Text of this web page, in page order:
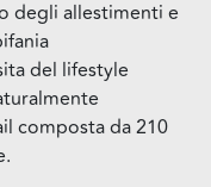
degli allestimenti e
del lifestyle
composta da 210